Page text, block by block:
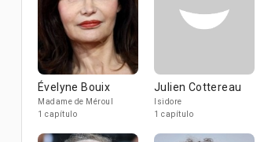
Évelyne Bouix
Madame de Méroul
1 capítulo
Julien Cottereau
Isidore
1 capítulo